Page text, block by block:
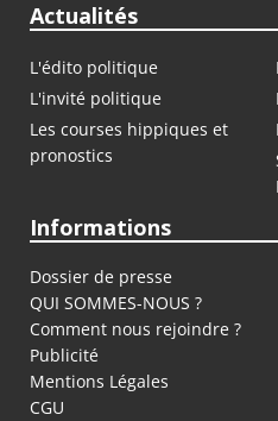
Actualités
L'édito politique
L'invité politique
Les courses hippiques et
pronostics
Informations
Dossier de presse
QUI SOMMES-NOUS ?
Comment nous rejoindre ?
Publicité
Mentions Légales
CGU